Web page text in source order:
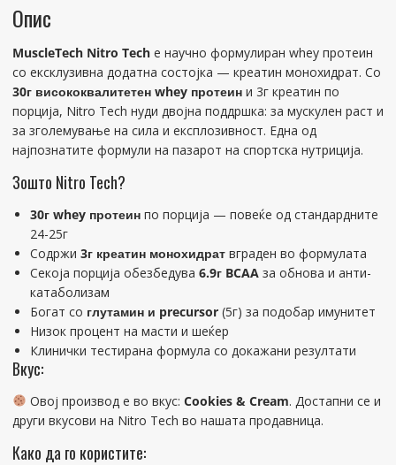
Опис
MuscleTech Nitro Techе научно формулиран whey протеин
со ексклузивна додатна состојка — креатин монохидрат. Со
30г висококвалитетен whey протеини 3г креатин по
порција, Nitro Tech нуди двојна поддршка: за мускулен раст и
за зголемување на сила и експлозивност. Една од
најпознатите формули на пазарот на спортска нутриција.
Зошто Nitro Tech?
30г whey протеинпо порција — повеќе од стандардните
24-25г
Содржи 3г креатин монохидратвграден во формулата
Секоја порција обезбедува 6.9г BCAAза обнова и анти-
катаболизам
Богат со глутамин и precursor(5г) за подобар имунитет
Низок процент на масти и шеќер
Клинички тестирана формула со докажани резултати
Вкус:
Овој производ е во вкус: Cookies & Cream. Достапни се и
други вкусови на Nitro Tech во нашата продавница.
Како да го користите: